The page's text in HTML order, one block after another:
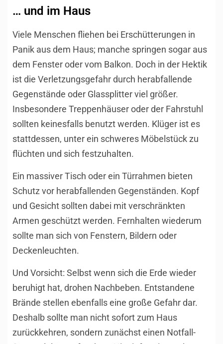
… und im Haus
Viele Menschen fliehen bei Erschütterungen in
Panik aus dem Haus; manche springen sogar aus
dem Fenster oder vom Balkon. Doch in der Hektik
ist die Verletzungsgefahr durch herabfallende
Gegenstände oder Glassplitter viel größer.
Insbesondere Treppenhäuser oder der Fahrstuhl
sollten keinesfalls benutzt werden. Klüger ist es
stattdessen, unter ein schweres Möbelstück zu
flüchten und sich festzuhalten.
Ein massiver Tisch oder ein Türrahmen bieten
Schutz vor herabfallenden Gegenständen. Kopf
und Gesicht sollten dabei mit verschränkten
Armen geschützt werden. Fernhalten wiederum
sollte man sich von Fenstern, Bildern oder
Deckenleuchten.
Und Vorsicht: Selbst wenn sich die Erde wieder
beruhigt hat, drohen Nachbeben. Entstandene
Brände stellen ebenfalls eine große Gefahr dar.
Deshalb sollte man nicht sofort zum Haus
zurückkehren, sondern zunächst einen Notfall-